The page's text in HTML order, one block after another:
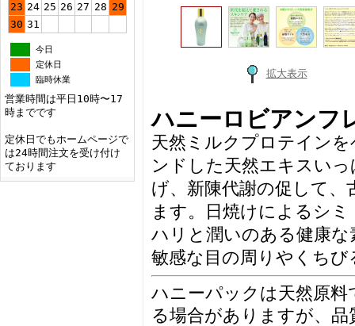
23 24 25 26 27 28 29
30 31
今日
定休日
臨時休業
営業時間は平日10時〜17
時までです
定休日でもホームページで
は24時間注文を受け付け
ております
拡大表示
ハニーロビアンフ
天然ミルクプロテイン
ンドした天然エキスい
げ、新陳代謝の促して
ます。日焼けによるシ
ハリと潤いのある健康
敏感な目の周りやくち
ハニーパックは天然原
る場合がありますが、